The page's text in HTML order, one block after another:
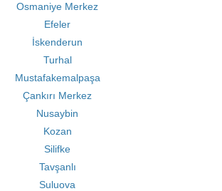
Osmaniye Merkez
Efeler
İskenderun
Turhal
Mustafakemalpaşa
Çankırı Merkez
Nusaybin
Kozan
Silifke
Tavşanlı
Suluova